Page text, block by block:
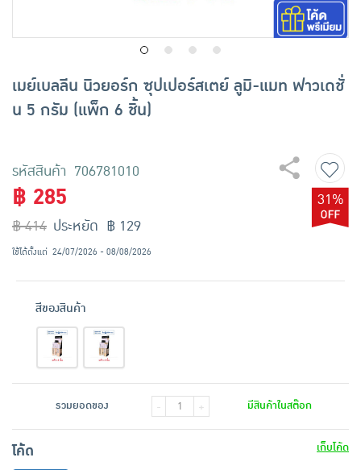
เมย์เบลลีน นิวยอร์ก ซุปเปอร์สเตย์ ลูมิ-แมท ฟาวเดชั่
น 5 กรัม (แพ็ก 6 ชิ้น)
รหัสสินค้า 706781010
฿ 285
฿ 414
31%
ประหยัด ฿ 129
ใช้ได้ตั้งแต่ 24/07/2026 - 08/08/2026
สีของสินค้า
รวมยอดของ - + มีสินค้าในสต๊อก
โค้ด
เก็บโค้ด